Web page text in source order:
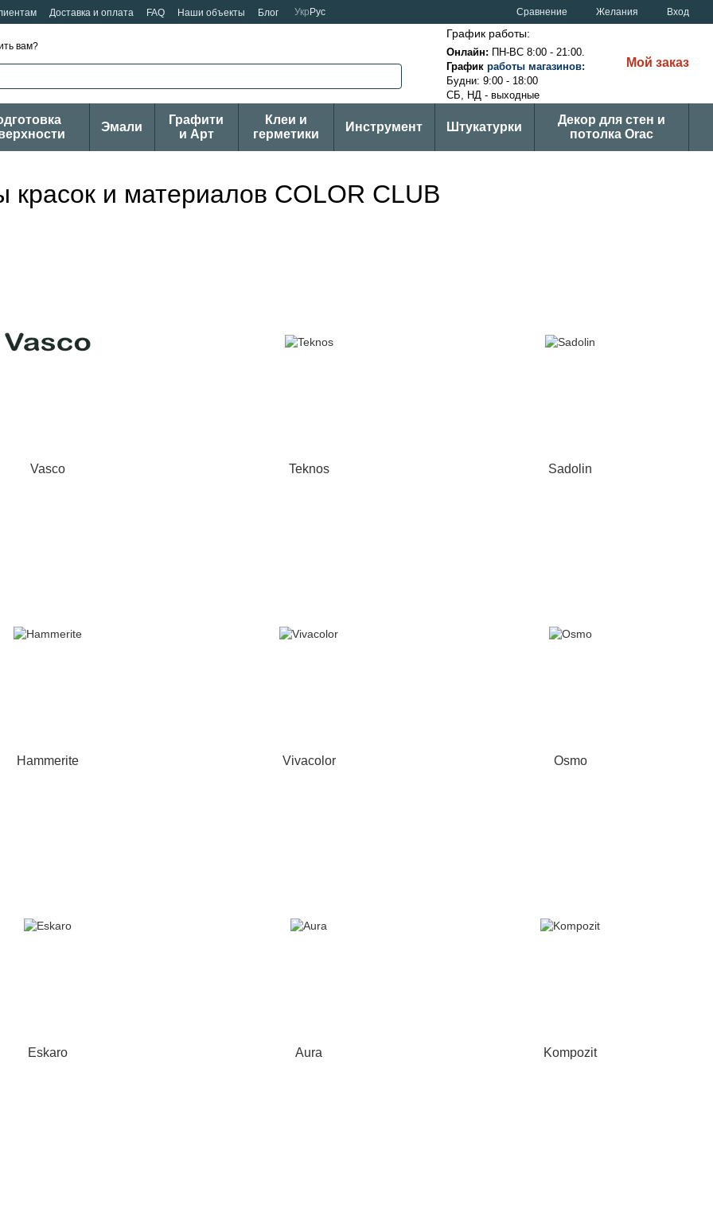
Доставка и оплата FAQ Наши объекты Блог Укр Рус Сравнение Желания Вход
вам?
График работы:
Онлайн: ПН-ВС 8:00 - 21:00.
График работы магазинов:
Будни: 9:00 - 18:00
СБ, НД - выходные
Мой заказ
Эмали
Графити
и Арт
Клеи и
герметики
Инструмент Штукатурки
Декор для стен и
потолка Orac
красок и материалов COLOR CLUB
Vasco Teknos Sadolin
Hammerite Vivacolor Osmo
Eskaro Aura Kompozit